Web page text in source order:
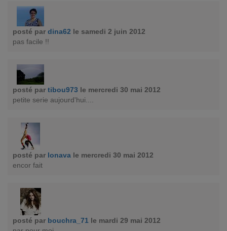
posté par dina62 le samedi 2 juin 2012
pas facile !!
posté par tibou973 le mercredi 30 mai 2012
petite serie aujourd'hui....
posté par lonava le mercredi 30 mai 2012
encor fait
posté par bouchra_71 le mardi 29 mai 2012